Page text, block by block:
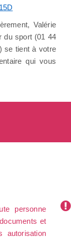
Valérie
du sport (01 44
) se tient à votre
qui vous
personne
et
autorisation